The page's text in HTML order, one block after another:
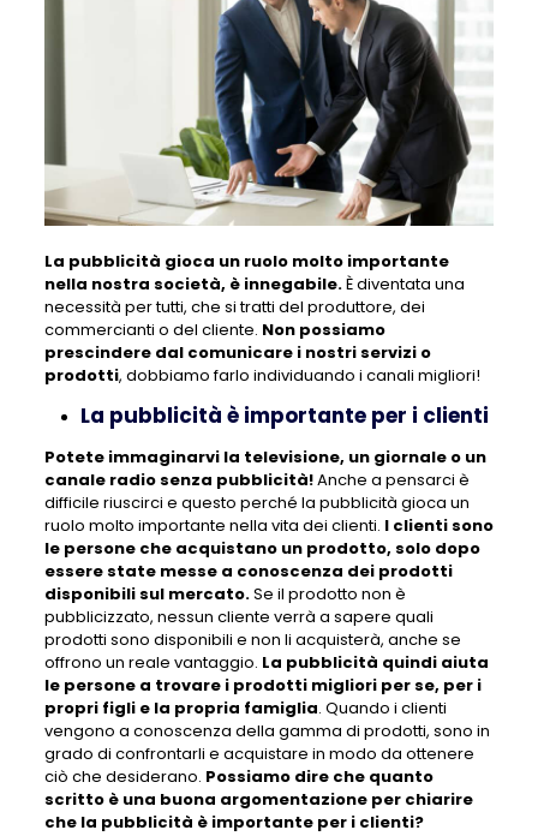
La pubblicità gioca un ruolo molto importante
nella nostra società, è innegabile.È diventata una
necessità per tutti, che si tratti del produttore, dei
commercianti o del cliente. Non possiamo
prescindere dal comunicare i nostri servizi o
prodotti, dobbiamo farlo individuando i canali migliori!
La pubblicità è importante per i clienti
Potete immaginarvi la televisione, un giornale o un
canale radio senza pubblicità!Anche a pensarci è
difficile riuscirci e questo perché la pubblicità gioca un
ruolo molto importante nella vita dei clienti. I clienti sono
le persone che acquistano un prodotto, solo dopo
essere state messe a conoscenza dei prodotti
disponibili sul mercato.Se il prodotto non è
pubblicizzato, nessun cliente verrà a sapere quali
prodotti sono disponibili e non li acquisterà, anche se
offrono un reale vantaggio. La pubblicità quindi aiuta
le persone a trovare i prodotti migliori per se, per i
propri figli e la propria famiglia. Quando i clienti
vengono a conoscenza della gamma di prodotti, sono in
grado di confrontarli e acquistare in modo da ottenere
ciò che desiderano. Possiamo dire che quanto
scritto è una buona argomentazione per chiarire
che la pubblicità è importante per i clienti?